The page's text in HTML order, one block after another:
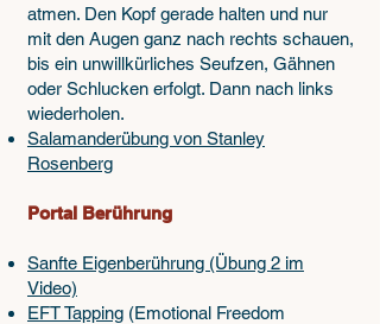
atmen. Den Kopf gerade halten und nur
mit den Augen ganz nach rechts schauen,
bis ein unwillkürliches Seufzen, Gähnen
oder Schlucken erfolgt. Dann nach links
wiederholen.
Salamanderübung von Stanley
Rosenberg
Portal Berührung
Sanfte Eigenberührung (Übung 2 im
Video)
EFT Tapping (Emotional Freedom